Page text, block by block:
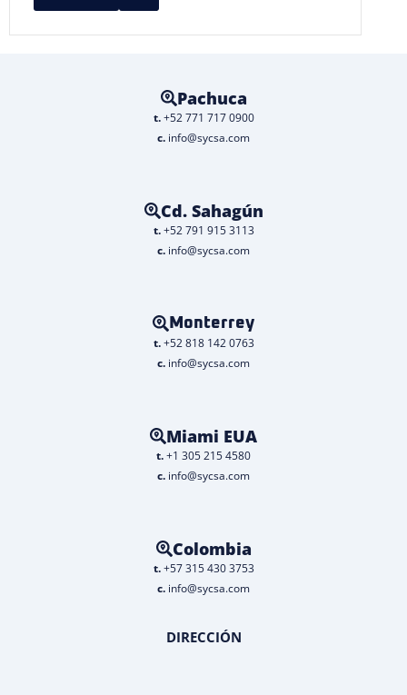
Pachuca
t.+52 771 717 0900
c. info@sycsa.com
Cd. Sahagún
t.+52 791 915 3113
c. info@sycsa.com
Monterrey
t.+52 818 142 0763
c. info@sycsa.com
Miami EUA
t.+1 305 215 4580
c. info@sycsa.com
Colombia
t.+57 315 430 3753
c. info@sycsa.com
DIRECCIÓN